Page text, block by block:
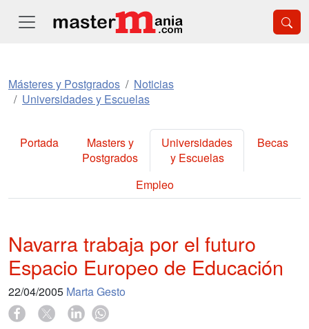
Másteres y Postgrados
Noticias
Universidades y Escuelas
Portada
Masters y
Postgrados
Universidades
y Escuelas
Becas
Empleo
Navarra trabaja por el futuro
Espacio Europeo de Educación
22/04/2005 Marta Gesto